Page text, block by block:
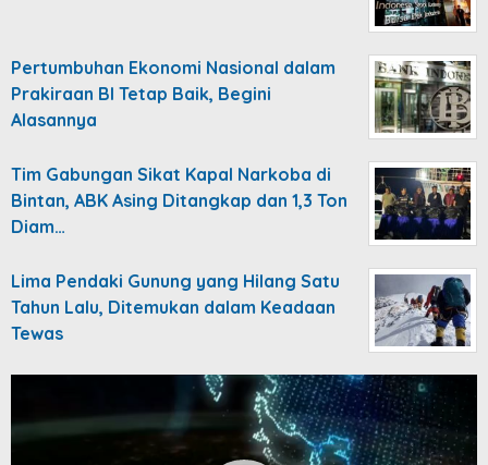
Pertumbuhan Ekonomi Nasional dalam
Prakiraan BI Tetap Baik, Begini
Alasannya
Tim Gabungan Sikat Kapal Narkoba di
Bintan, ABK Asing Ditangkap dan 1,3 Ton
Diam…
Lima Pendaki Gunung yang Hilang Satu
Tahun Lalu, Ditemukan dalam Keadaan
Tewas